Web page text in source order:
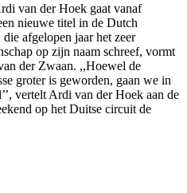
van der Hoek gaat vanaf
nieuwe titel in de Dutch
afgelopen jaar het zeer
op zijn naam schreef, vormt
der Zwaan. ,,Hoewel de
groter is geworden, gaan we in
vertelt Ardi van der Hoek aan de
op het Duitse circuit de